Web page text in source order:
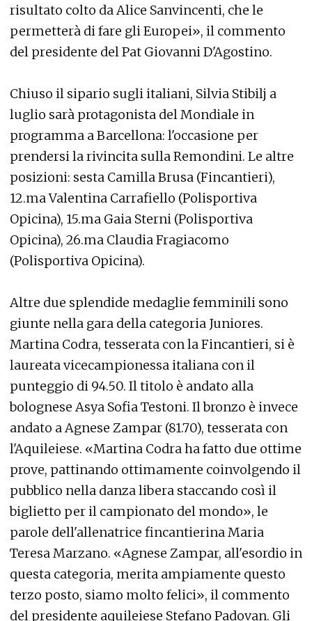
risultato colto da Alice Sanvincenti, che le
permetterà di fare gli Europei», il commento
del presidente del Pat Giovanni D'Agostino.
Chiuso il sipario sugli italiani, Silvia Stibilj a
luglio sarà protagonista del Mondiale in
programma a Barcellona: l'occasione per
prendersi la rivincita sulla Remondini. Le altre
posizioni: sesta Camilla Brusa (Fincantieri),
12.ma Valentina Carrafiello (Polisportiva
Opicina), 15.ma Gaia Sterni (Polisportiva
Opicina), 26.ma Claudia Fragiacomo
(Polisportiva Opicina).
Altre due splendide medaglie femminili sono
giunte nella gara della categoria Juniores.
Martina Codra, tesserata con la Fincantieri, si è
laureata vicecampionessa italiana con il
punteggio di 94.50. Il titolo è andato alla
bolognese Asya Sofia Testoni. Il bronzo è invece
andato a Agnese Zampar (81.70), tesserata con
l'Aquileiese. «Martina Codra ha fatto due ottime
prove, pattinando ottimamente coinvolgendo il
pubblico nella danza libera staccando così il
biglietto per il campionato del mondo», le
parole dell'allenatrice fincantierina Maria
Teresa Marzano. «Agnese Zampar, all'esordio in
questa categoria, merita ampiamente questo
terzo posto, siamo molto felici», il commento
del presidente aquileiese Stefano Padovan. Gli